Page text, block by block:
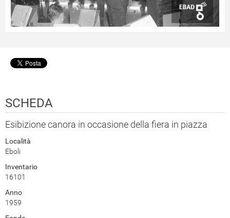
SCHEDA
Esibizione canora in occasione della fiera in piazza
Località
Eboli
Inventario
16101
Anno
1959